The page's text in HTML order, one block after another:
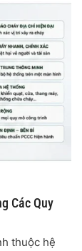
Các Quy
thuộc hệ